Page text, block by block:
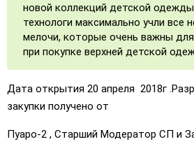
новой коллекций детской
технологи максимально учли все
мелочи, которые очень важны
при покупке верхней детской
Дата открытия 20 апреля 2018г
закупки получено от
Пуаро-2 , Старший Модератор СП и